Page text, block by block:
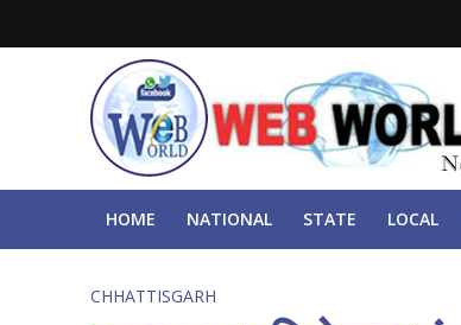
HOME NATIONAL STATE LOCAL
CHHATTISGARH